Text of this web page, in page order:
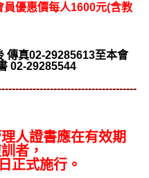
員優惠價每人1600元(含教
傳真02-29285613至本會
02-29285544
人證書應在有效期
者，
正式施行。